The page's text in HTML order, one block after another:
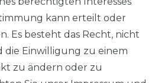
kann erteilt oder
Es besteht das Recht, nicht
die Einwilligung zu einem
zu ändern oder zu